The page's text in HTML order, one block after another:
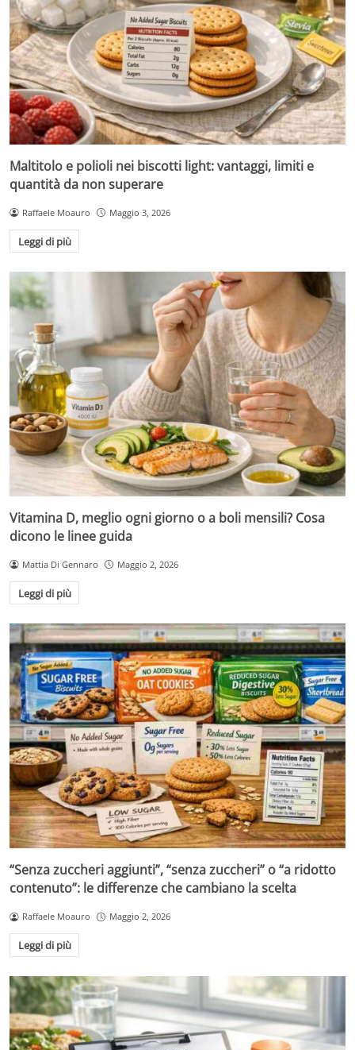
Maltitolo e polioli nei biscotti light: vantaggi, limiti e
quantità da non superare
Raffaele Moauro Maggio 3, 2026
Leggi di più
Vitamina D, meglio ogni giorno o a boli mensili? Cosa
dicono le linee guida
Mattia Di Gennaro Maggio 2, 2026
Leggi di più
“Senza zuccheri aggiunti”, “senza zuccheri” o “a ridotto
contenuto”: le differenze che cambiano la scelta
Raffaele Moauro Maggio 2, 2026
Leggi di più